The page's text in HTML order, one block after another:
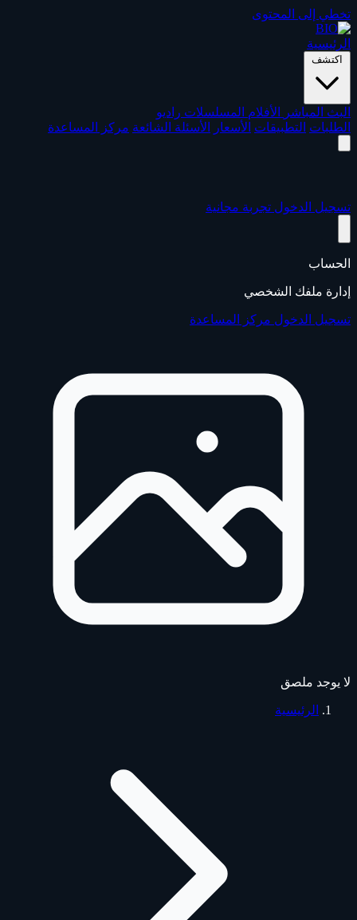
تخطي إلى المحتوى
الرئيسية
اكتشف
البث المباشر الأفلام المسلسلات راديو
الطلبات التطبيقات الأسعار الأسئلة الشائعة مركز المساعدة
تسجيل الدخول تجربة مجانية
الحساب
إدارة ملفك الشخصي
تسجيل الدخول مركز المساعدة
لا يوجد ملصق
الرئيسية